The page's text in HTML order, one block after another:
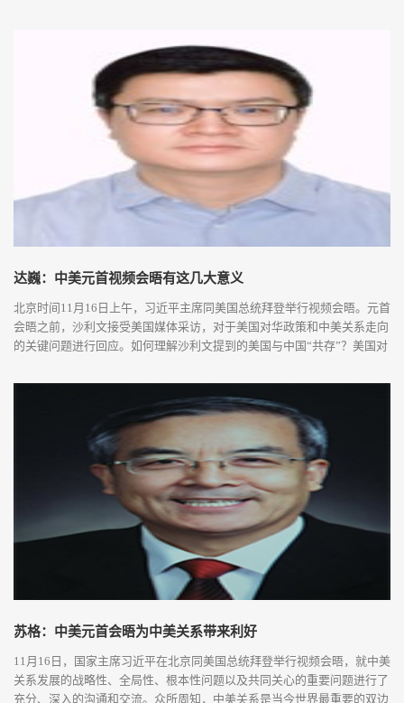
部副部长、国际关系学院教授、中外人文交流研究基地执行主任王栋针对
达巍：中美元首视频会晤有这几大意义
北京时间11月16日上午，习近平主席同美国总统拜登举行视频会晤。元首
会晤之前，沙利文接受美国媒体采访，对于美国对华政策和中美关系走向
的关键问题进行回应。如何理解沙利文提到的美国与中国“共存”？美国对
对？清华大学社会科学学院国际关系学系教授、北京大学中外人文交流研
究基地学术委员达巍接受凤凰网《风向》的采访并做解读。清华大学社会
苏格：中美元首会晤为中美关系带来利好
11月16日，国家主席习近平在北京同美国总统拜登举行视频会晤，就中美
关系发展的战略性、全局性、根本性问题以及共同关心的重要问题进行了
充分、深入的沟通和交流。众所周知，中美关系是当今世界最重要的双边